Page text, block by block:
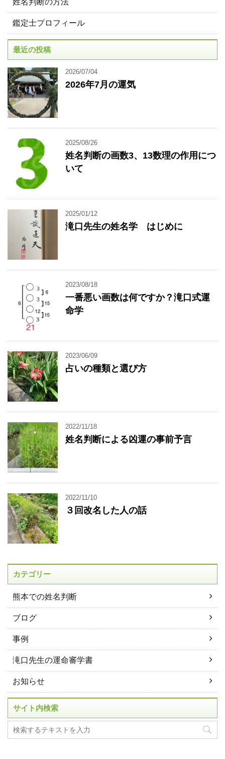
鑑定士プロフィール
最近の投稿
2026/07/04
2026年7月の運気
2025/08/26
姓名判断の画数3、13数理の作用につ
いて
2025/01/12
滝口先生の姓名学 はじめに
2023/08/18
一番悪い画数は何ですか？滝口式運
命学
2023/06/09
占いの種類と選び方
2022/11/18
姓名判断による凶運の事前予言
2022/11/10
３回改名した人の話
カテゴリー
熊本での姓名判断
ブログ
事例
滝口先生の運命審学書
お知らせ
サイト内検索